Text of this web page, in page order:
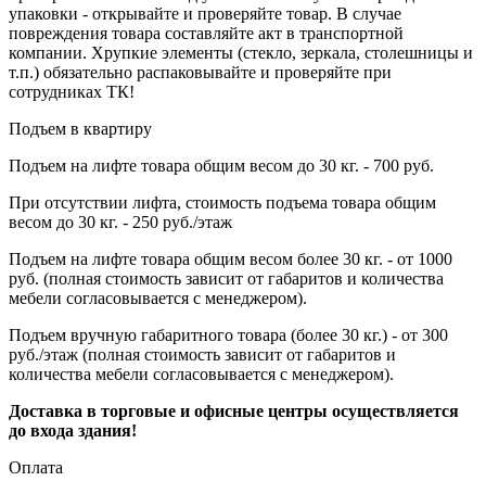
упаковки - открывайте и проверяйте товар. В случае
повреждения товара составляйте акт в транспортной
компании. Хрупкие элементы (стекло, зеркала, столешницы и
т.п.) обязательно распаковывайте и проверяйте при
сотрудниках ТК!
Подъем в квартиру
Подъем на лифте товара общим весом до 30 кг. - 700 руб.
При отсутствии лифта, стоимость подъема товара общим
весом до 30 кг. - 250 руб./этаж
Подъем на лифте товара общим весом более 30 кг. - от 1000
руб. (полная стоимость зависит от габаритов и количества
мебели согласовывается с менеджером).
Подъем вручную габаритного товара (более 30 кг.) - от 300
руб./этаж (полная стоимость зависит от габаритов и
количества мебели согласовывается с менеджером).
Доставка в торговые и офисные центры осуществляется
до входа здания!
Оплата